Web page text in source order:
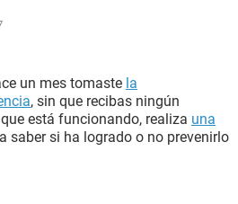
un mes tomaste la
, sin que recibas ningún
está funcionando, realiza una
saber si ha logrado o no prevenirlo